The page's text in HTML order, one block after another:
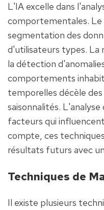
L'IA excelle dans
comportementales.
segmentation des
d'utilisateurs types. La
la détection
comportements
temporelles décèle
saisonnalités.
facteurs qui
compte, ces
résultats futurs avec
Techniques de
Il existe plusieurs